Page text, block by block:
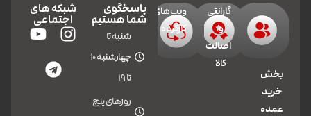
بخش
خرید
عمده
گارانتی
و
اصالت
کالا
ویپ‌های
کارکرده
پاسخگوی
شما هستیم
شنبه تا
چهارشنبه 10
تا 19
روزهای پنج
شبکه های
اجتماعی